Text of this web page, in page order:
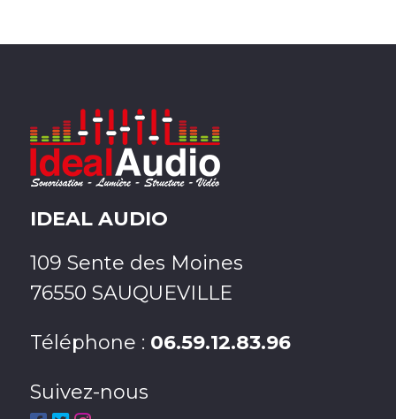
IDEAL AUDIO
109 Sente des Moines
76550 SAUQUEVILLE
Téléphone : 06.59.12.83.96
Suivez-nous